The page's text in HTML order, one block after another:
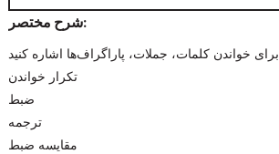
شرح مختصر:
برای خواندن کلمات، جملات، پاراگراف‌ها اشاره کنید
تکرار خواندن
ضبط
ترجمه
مقایسه ضبط